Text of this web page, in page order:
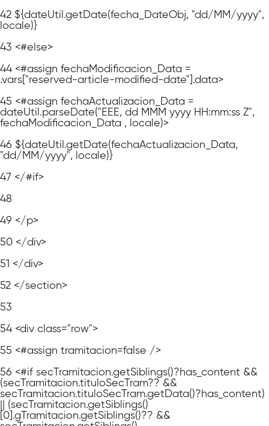
42 ${dateUtil.getDate(fecha_DateObj, "dd/MM/yyyy",
locale)}
43 <#else>
44 <#assign fechaModificacion_Data =
.vars["reserved-article-modified-date"].data>
45 <#assign fechaActualizacion_Data =
dateUtil.parseDate("EEE, dd MMM yyyy HH:mm:ss Z",
fechaModificacion_Data , locale)>
46 ${dateUtil.getDate(fechaActualizacion_Data,
"dd/MM/yyyy", locale)}
47 </#if>
48
49 </p>
50 </div>
51 </div>
52 </section>
53
54 <div class="row">
55 <#assign tramitacion=false />
56 <#if secTramitacion.getSiblings()?has_content &&
(secTramitacion.tituloSecTram?? &&
secTramitacion.tituloSecTram.getData()?has_content)
|| (secTramitacion.getSiblings()
[0].gTramitacion.getSiblings()?? &&